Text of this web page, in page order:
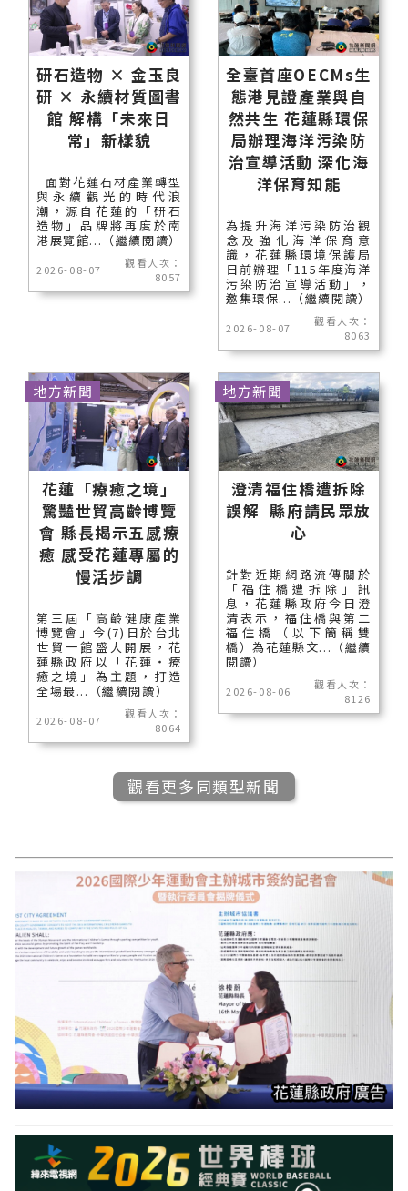
研石造物 × 金玉良
研 × 永續材質圖書
館 解構「未來日
常」新樣貌
面對花蓮石材產業轉型
與永續觀光的時代浪
潮，源自花蓮的「研石
造物」品牌將再度於南
港展覽館...（繼續閱讀）
2026-08-07
觀看人次：
8057
全臺首座OECMs生
態港見證產業與自
然共生 花蓮縣環保
局辦理海洋污染防
治宣導活動 深化海
洋保育知能
為提升海洋污染防治觀
念及強化海洋保育意
識，花蓮縣環境保護局
日前辦理「115年度海洋
污染防治宣導活動」，
邀集環保...（繼續閱讀）
2026-08-07
觀看人次：
8063
花蓮「療癒之境」
驚豔世貿高齡博覽
會 縣長揭示五感療
癒 感受花蓮專屬的
慢活步調
第三屆「高齡健康產業
博覽會」今(7)日於台北
世貿一館盛大開展，花
蓮縣政府以「花蓮‧療
癒之境」為主題，打造
全場最...（繼續閱讀）
2026-08-07
觀看人次：
8064
地方新聞
澄清福住橋遭拆除
誤解 縣府請民眾放
心
針對近期網路流傳關於
「福住橋遭拆除」訊
息，花蓮縣政府今日澄
清表示，福住橋與第二
福住橋（以下簡稱雙
橋）為花蓮縣文...（繼續
閱讀）
2026-08-06
觀看人次：
8126
地方新聞
觀看更多同類型新聞